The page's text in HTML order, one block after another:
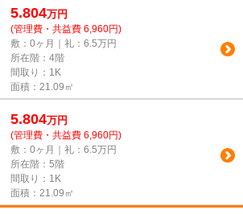
5.804万円
(管理費・共益費 6,960円)
敷：0ヶ月｜礼：6.5万円
所在階：4階
間取り：1K
面積：21.09㎡
5.804万円
(管理費・共益費 6,960円)
敷：0ヶ月｜礼：6.5万円
所在階：5階
間取り：1K
面積：21.09㎡